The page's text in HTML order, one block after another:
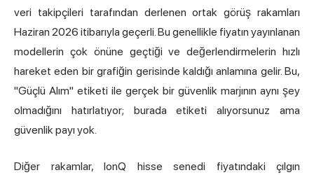
veri takipçileri tarafından derlenen ortak görüş rakamları
Haziran 2026 itibarıyla geçerli. Bu genellikle fiyatın yayınlanan
modellerin çok önüne geçtiği ve değerlendirmelerin hızlı
hareket eden bir grafiğin gerisinde kaldığı anlamına gelir. Bu,
"Güçlü Alım" etiketi ile gerçek bir güvenlik marjının aynı şey
olmadığını hatırlatıyor; burada etiketi alıyorsunuz ama
güvenlik payı yok.
Diğer rakamlar, IonQ hisse senedi fiyatındaki çılgın